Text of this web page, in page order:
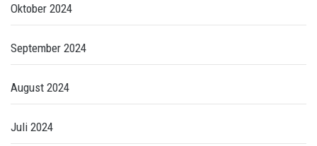
Oktober 2024
September 2024
August 2024
Juli 2024